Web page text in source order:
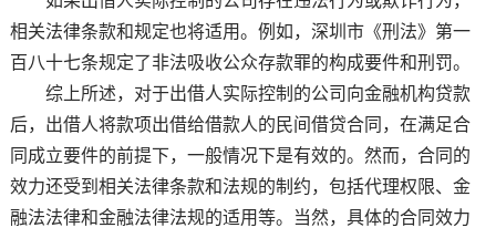
相关法律条款和规定也将适用。例如，深圳市《刑法》第一
百八十七条规定了非法吸收公众存款罪的构成要件和刑罚。
综上所述，对于出借人实际控制的公司向金融机构贷款
后，出借人将款项出借给借款人的民间借贷合同，在满足合
同成立要件的前提下，一般情况下是有效的。然而，合同的
效力还受到相关法律条款和法规的制约，包括代理权限、金
融法法律和金融法律法规的适用等。当然，具体的合同效力